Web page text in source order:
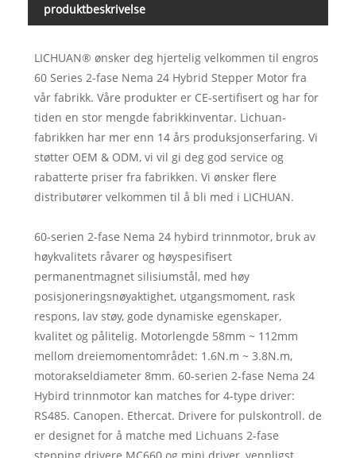
produktbeskrivelse
LICHUAN® ønsker deg hjertelig velkommen til engros
60 Series 2-fase Nema 24 Hybrid Stepper Motor fra
vår fabrikk. Våre produkter er CE-sertifisert og har for
tiden en stor mengde fabrikkinventar. Lichuan-
fabrikken har mer enn 14 års produksjonserfaring. Vi
støtter OEM & ODM, vi vil gi deg god service og
rabatterte priser fra fabrikken. Vi ønsker flere
distributører velkommen til å bli med i LICHUAN.
60-serien 2-fase Nema 24 hybird trinnmotor, bruk av
høykvalitets råvarer og høyspesifisert
permanentmagnet silisiumstål, med høy
posisjoneringsnøyaktighet, utgangsmoment, rask
respons, lav støy, gode dynamiske egenskaper,
kvalitet og pålitelig. Motorlengde 58mm ~ 112mm
mellom dreiemomentområdet: 1.6N.m ~ 3.8N.m,
motorakseldiameter 8mm. 60-serien 2-fase Nema 24
Hybird trinnmotor kan matches for 4-type driver:
RS485. Canopen. Ethercat. Drivere for pulskontroll. de
er designet for å matche med Lichuans 2-fase